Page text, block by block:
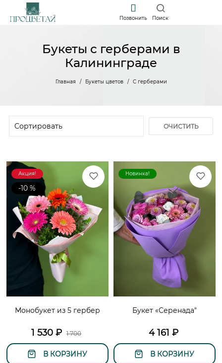
Позвонить Поиск
Букеты с герберами в
Калининграде
Главная Букеты цветов С герберами
ОЧИСТИТЬ
Акция!
-10 %
Монобукет из 5 гербер
1 530 ₽ 1 700
В КОРЗИНУ
Новинка!
Букет «Серенада"
4 161 ₽
В КОРЗИНУ